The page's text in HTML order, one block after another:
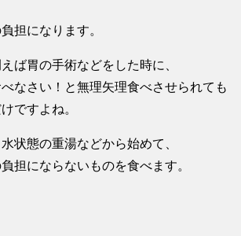
担になります。
ば胃の手術などをした時に、
なさい！と無理矢理食べさせられても
ですよね。
状態の重湯などから始めて、
担にならないものを食べます。